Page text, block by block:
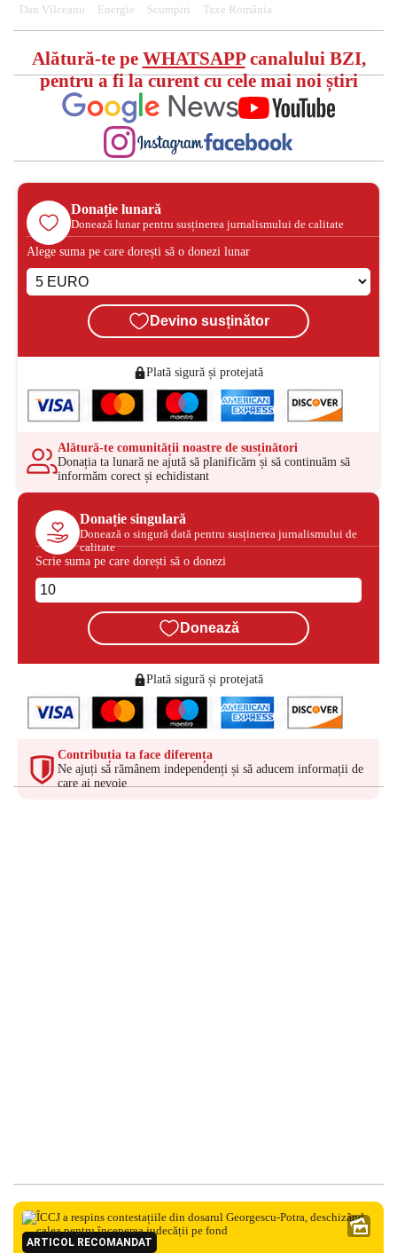
Dan Vîlceanu Energie Scumpiri Taxe România
Alătură-te pe WHATSAPPcanalului BZI,
pentru a fi la curent cu cele mai noi știri
Donație lunară
Donează lunar pentru susținerea jurnalismului de calitate
Alege suma pe care dorești să o donezi lunar
Devino susținător
Plată sigură și protejată
Alătură-te comunității noastre de susținători
Donația ta lunară ne ajută să planificăm și să continuăm să
informăm corect și echidistant
Donație singulară
Donează o singură dată pentru susținerea jurnalismului de
calitate
Scrie suma pe care dorești să o donezi
Donează
Plată sigură și protejată
Contribuția ta face diferența
Ne ajuți să rămânem independenți și să aducem informații de
care ai nevoie
ARTICOL RECOMANDAT